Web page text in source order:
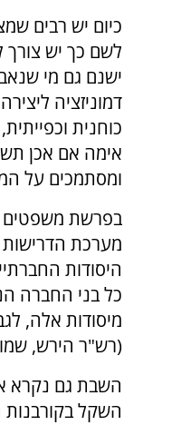
כיום יש רבים
לשם כך יש
ישנם גם מי
דמוניזציה
כוחנית
אימה אם אכן
ומסתמכים על
בפרשת משפטים
מערכת הדרישות
היסודות
כל בני החברה
מיסודות אלה,
(רש"ר הירש,
השבת גם נקרא
השקל בקורבנות